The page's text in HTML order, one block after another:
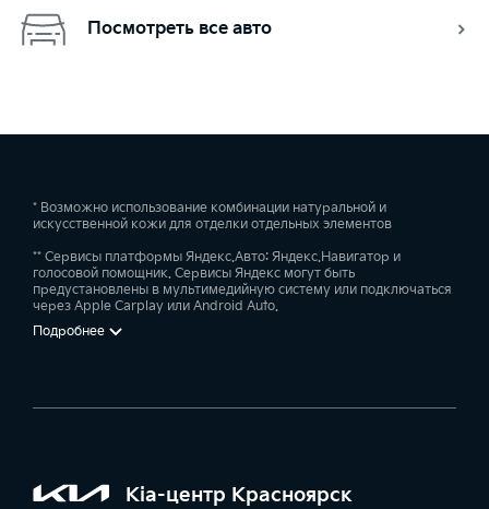
Посмотреть все авто
* Возможно использование комбинации натуральной и
искусственной кожи для отделки отдельных элементов
** Сервисы платформы Яндекс.Авто: Яндекс.Навигатор и
голосовой помощник. Сервисы Яндекс могут быть
предустановлены в мультимедийную систему или подключаться
через Apple Carplay или Android Auto.
Подробнее
Kia-центр Красноярск